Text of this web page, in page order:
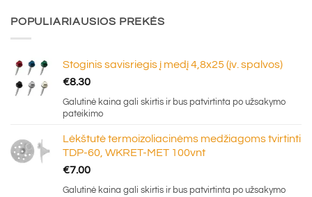
POPULIARIAUSIOS PREKĖS
Stoginis savisriegis į medį 4,8x25 (įv. spalvos)
€8.30
Galutinė kaina gali skirtis ir bus patvirtinta po užsakymo
pateikimo
Lėkštutė termoizoliacinėms medžiagoms tvirtinti
TDP-60, WKRET-MET 100vnt
€7.00
Galutinė kaina gali skirtis ir bus patvirtinta po užsakymo